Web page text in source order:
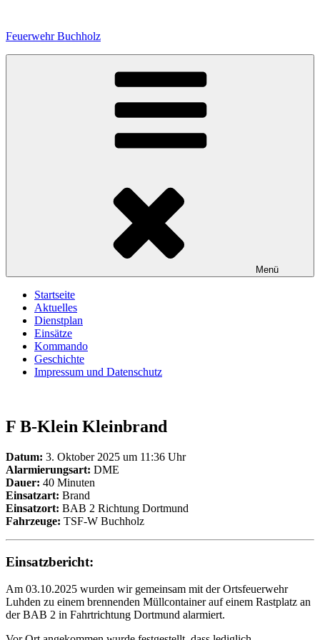
springen
Feuerwehr Buchholz
Menü
Startseite
Aktuelles
Dienstplan
Einsätze
Kommando
Geschichte
Impressum und Datenschutz
F B-Klein Kleinbrand
Datum: 3. Oktober 2025 um 11:36 Uhr
Alarmierungsart: DME
Dauer: 40 Minuten
Einsatzart: Brand
Einsatzort: BAB 2 Richtung Dortmund
Fahrzeuge: TSF-W Buchholz
Einsatzbericht:
Am 03.10.2025 wurden wir gemeinsam mit der Ortsfeuerwehr
Luhden zu einem brennenden Müllcontainer auf einem Rastplatz an
der BAB 2 in Fahrtrichtung Dortmund alarmiert.